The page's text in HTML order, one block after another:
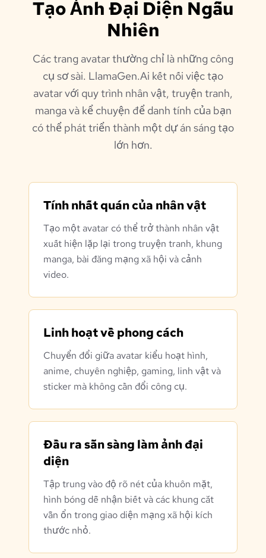
Tạo Ảnh Đại Diện Ngẫu
Nhiên
Các trang avatar thường chỉ là những công
cụ sơ sài. LlamaGen.Ai kết nối việc tạo
avatar với quy trình nhân vật, truyện tranh,
manga và kể chuyện để danh tính của bạn
có thể phát triển thành một dự án sáng tạo
lớn hơn.
Tính nhất quán của nhân vật
Tạo một avatar có thể trở thành nhân vật
xuất hiện lặp lại trong truyện tranh, khung
manga, bài đăng mạng xã hội và cảnh
video.
Linh hoạt về phong cách
Chuyển đổi giữa avatar kiểu hoạt hình,
anime, chuyên nghiệp, gaming, linh vật và
sticker mà không cần đổi công cụ.
Đầu ra sẵn sàng làm ảnh đại
diện
Tập trung vào độ rõ nét của khuôn mặt,
hình bóng dễ nhận biết và các khung cắt
vẫn ổn trong giao diện mạng xã hội kích
thước nhỏ.